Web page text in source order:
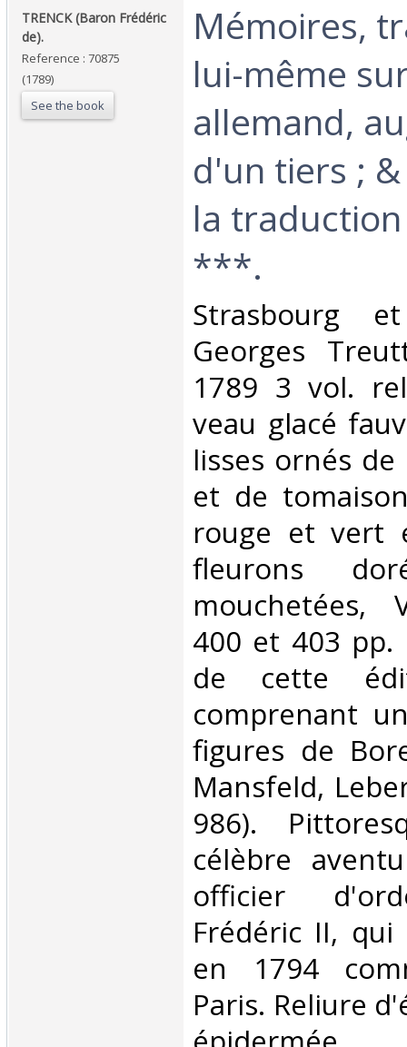
‎TRENCK (Baron Frédéric
de).‎
Reference : 70875
(1789)
See the book
‎Mémoires,
lui-même
allemand,
d'un tiers ;
la
***.‎
‎Strasbourg
Georges
1789 3 vol.
veau glacé
lisses ornés
et de
rouge et vert
fleurons
mouchetées,
400 et 403 pp.
de cette
comprenant
figures de
Mansfeld,
986).
célèbre
officier
Frédéric II,
en 1794
Paris. Reliure